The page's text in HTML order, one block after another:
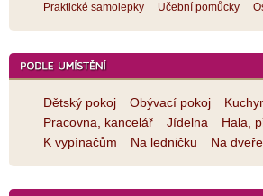
Praktické samolepky
Učební pomůcky
Dětský pokoj Obývací pokoj
Pracovna, kancelář
Jídelna Hala,
K vypínačům
Na ledničku Na dveře